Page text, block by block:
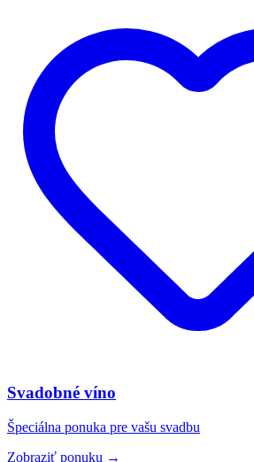
Svadobné víno
Špeciálna ponuka pre vašu svadbu
Zobraziť ponuku →